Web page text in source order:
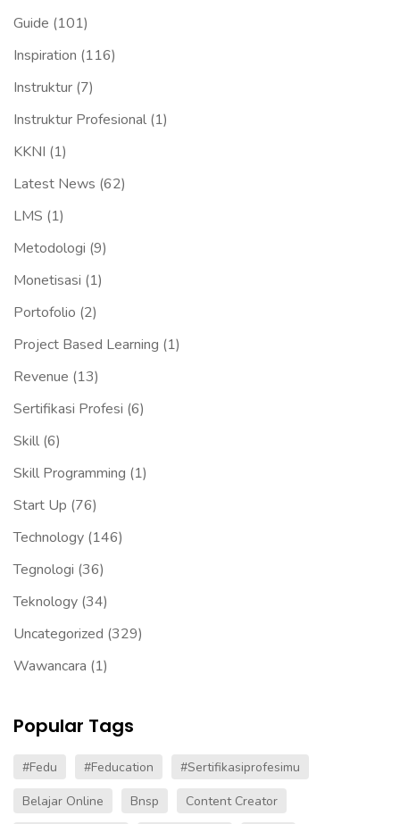
Guide (101)
Inspiration (116)
Instruktur (7)
Instruktur Profesional (1)
KKNI (1)
Latest News (62)
LMS (1)
Metodologi (9)
Monetisasi (1)
Portofolio (2)
Project Based Learning (1)
Revenue (13)
Sertifikasi Profesi (6)
Skill (6)
Skill Programming (1)
Start Up (76)
Technology (146)
Tegnologi (36)
Teknology (34)
Uncategorized (329)
Wawancara (1)
Popular Tags
#fedu #Feducation
#sertifikasiprofesimu
Belajar Online
Bnsp
Content Creator